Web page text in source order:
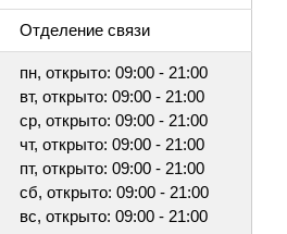
Отделение связи
пн, открыто: 09:00 - 21:00
вт, открыто: 09:00 - 21:00
ср, открыто: 09:00 - 21:00
чт, открыто: 09:00 - 21:00
пт, открыто: 09:00 - 21:00
сб, открыто: 09:00 - 21:00
вс, открыто: 09:00 - 21:00